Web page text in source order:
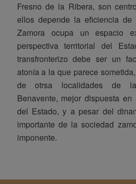
Fresno de la Ribera, son
ellos depende la eficiencia de
Zamora ocupa un espacio
perspectiva territorial del
transfronterizo debe ser un
atonía a la que parece
de otrsa localidades de
Benavente, mejor dispuesta
del Estado, y a pesar del
importante de la sociedad
imponente.